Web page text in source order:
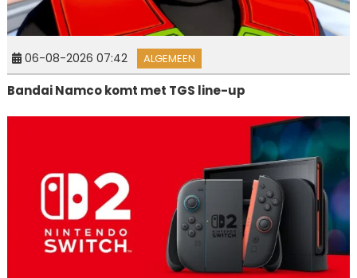
06-08-2026 07:42 ALGEMEEN
Bandai Namco komt met TGS line-up